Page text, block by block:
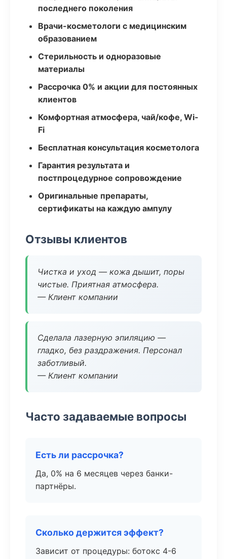
последнего поколения
Врачи-косметологи с медицинским
образованием
Стерильность и одноразовые
материалы
Рассрочка 0% и акции для постоянных
клиентов
Комфортная атмосфера, чай/кофе, Wi-
Fi
Бесплатная консультация косметолога
Гарантия результата и
постпроцедурное сопровождение
Оригинальные препараты,
сертификаты на каждую ампулу
Отзывы клиентов
Чистка и уход — кожа дышит, поры
чистые. Приятная атмосфера.
— Клиент компании
Сделала лазерную эпиляцию —
гладко, без раздражения. Персонал
заботливый.
— Клиент компании
Часто задаваемые вопросы
Есть ли рассрочка?
Да, 0% на 6 месяцев через банки-
партнёры.
Сколько держится эффект?
Зависит от процедуры: ботокс 4-6